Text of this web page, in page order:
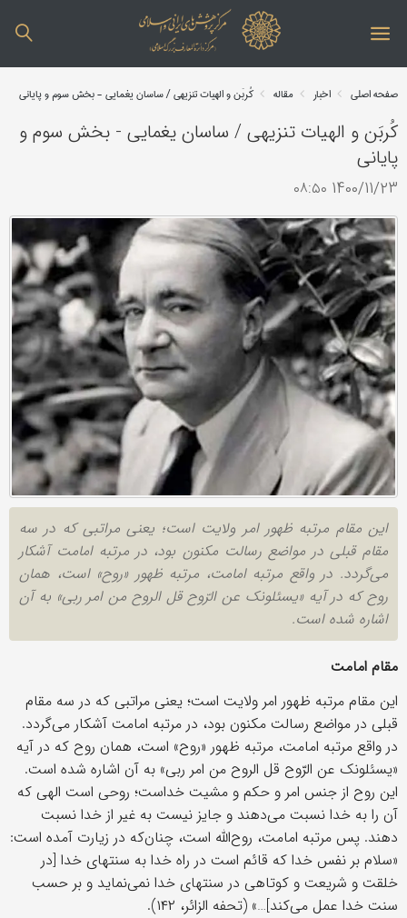
صفحه اصلی اخبار مقاله کُربَن و الهیات تنزیهی / ساسان یغمایی - بخش سوم و پایانی
کُربَن و الهیات تنزیهی / ساسان یغمایی - بخش سوم و
پایانی
1400/11/23 ۰۸:۵۰
این مقام مرتبه ظهور امر ولایت است؛ یعنی مراتبی که در سه
مقام قبلی در مواضع رسالت مکنون بود، در مرتبه امامت آشکار
می‌گردد. در واقع مرتبه امامت، مرتبه ظهور «روح» است، همان
روح که در آیه «یسئلونک عن الرّوح قل الروح من امر ربی» به آن
اشاره شده است.
مقام امامت
این مقام مرتبه ظهور امر ولایت است؛ یعنی مراتبی که در سه مقام
قبلی در مواضع رسالت مکنون بود، در مرتبه امامت آشکار می‌گردد.
در واقع مرتبه امامت، مرتبه ظهور «روح» است، همان روح که در آیه
«یسئلونک عن الرّوح قل الروح من امر ربی» به آن اشاره شده است.
این روح از جنس امر و حکم و مشیت خداست؛ روحی است الهی که
آن را به خدا نسبت می‌دهند و جایز نیست به غیر از خدا نسبت
دهند. پس مرتبه امامت، روح‌‌الله است، چنان‌که در زیارت آمده است:
«سلام بر نفس خدا که قائم است در راه خدا به سنتهای خدا [در
خلقت و شریعت و کوتاهی در سنتهای خدا نمی‌نماید و بر حسب
سنت خدا عمل می‌کند]…» (تحفه الزائر، ۱۴۲).